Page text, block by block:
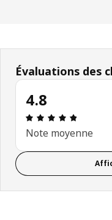
Évaluations des
4.8
Avis:
Note moyenne